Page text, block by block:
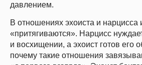
давлением.
В отношениях эхоиста и нарцисса
«притягиваются». Нарцисс
и восхищении, а эхоист готов его
почему такие отношения